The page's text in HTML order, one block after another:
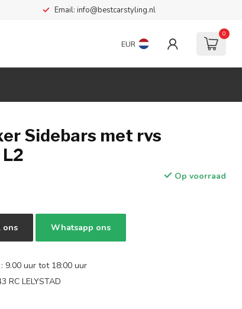
Email: info@bestcarstyling.nl
EUR
0
Sidebars met rvs
Op voorraad
ons Whatsapp ons
9.00 uur tot 18:00 uur
RC LELYSTAD